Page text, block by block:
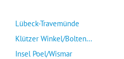
Lübeck-Travemünde
Klützer Winkel/Bolten...
Insel Poel/Wismar